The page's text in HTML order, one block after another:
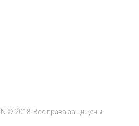
© 2018. Все права защищены.